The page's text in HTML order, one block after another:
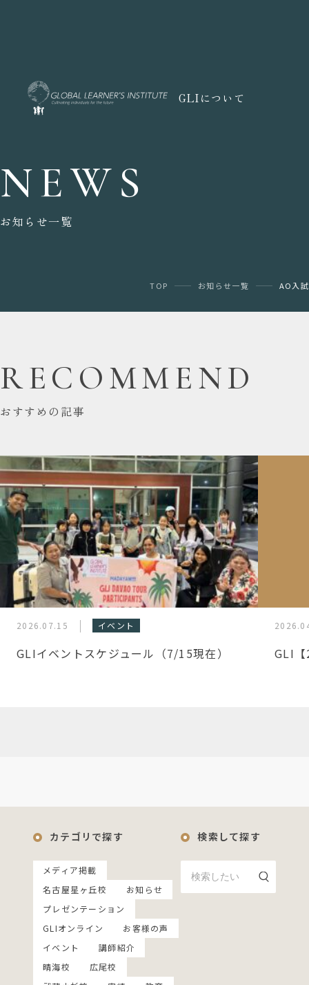
GLIについて
NEWS
お知らせ一覧
TOP お知らせ一覧 AO入試
RECOMMEND
おすすめの記事
2026.07.15 イベント
GLIイベントスケジュール（7/15現在） GLI
カテゴリで探す
メディア掲載
名古屋星ヶ丘校
お知らせ
プレゼンテーション
GLIオンライン
お客様の声
イベント
講師紹介
晴海校
広尾校
検索して探す